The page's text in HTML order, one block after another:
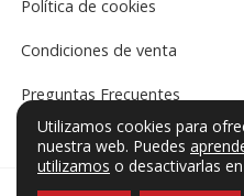
Política de cookies
Condiciones de venta
Preguntas Frecuentes
Utilizamos cookies para
nuestra web. Puedes
utilizamos o desactivarlas